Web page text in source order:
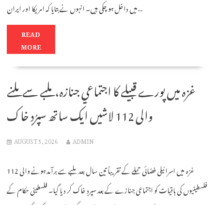
میں داخل ہو چکی ہیں۔ انہوں نے بتایا کہ امریکا اور ایران…
READ
MORE
غزہ میں پورے قبیلے کا اجتماعي جنازہ، ملبے سے ملنے
والی 112 لاشیں ایک ساتھ سپرُدِ خاک
AUGUST 5, 2026 ADMIN
غزہ میں اسرائیلی فضائی حملے کے تقریباً تین سال بعد ملبے سے برآمد ہونے والی 112
فلسطینیوں کی باقیات کو اجتماعی جنازے کے بعد سپردِ خاک کر دیا گیا۔ فلسطینی حکام کے